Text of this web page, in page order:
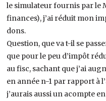
le simulateur fournis par le
finances), j’ai réduit mon
dons.
Question, que va t-il se
que pour le peu d’impôt
au fisc, sachant que j’ai
en année n-1 par rapport à
j’aurais aussi un acompte